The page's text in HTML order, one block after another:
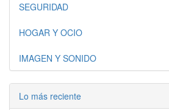
SEGURIDAD
HOGAR Y OCIO
IMAGEN Y SONIDO
Lo más reciente